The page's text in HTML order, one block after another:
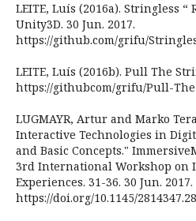
LEITE, Luís (2016a). Stringless “
Unity3D. 30 Jun. 2017.
https://github.com/grifu/
LEITE, Luís (2016b). Pull The
https://githubcom/grifu/Pull-
LUGMAYR, Artur and Marko
Interactive Technologies in
and Basic Concepts."
3rd International Workshop on
Experiences. 31-36. 30 Jun. 2017.
https://doi.org/10.1145/